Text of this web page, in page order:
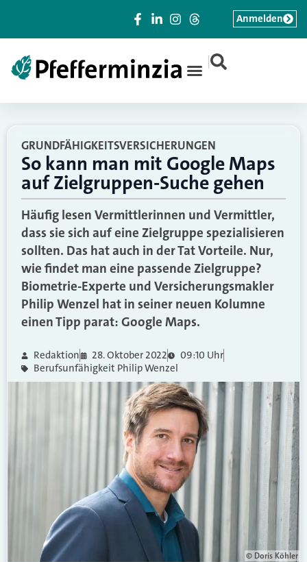
|
Anmelden
GRUNDFÄHIGKEITSVERSICHERUNGEN
So kann man mit Google Maps
auf Zielgruppen-Suche gehen
Häufig lesen Vermittlerinnen und Vermittler,
dass sie sich auf eine Zielgruppe spezialisieren
sollten. Das hat auch in der Tat Vorteile. Nur,
wie findet man eine passende Zielgruppe?
Biometrie-Experte und Versicherungsmakler
Philip Wenzel hat in seiner neuen Kolumne
einen Tipp parat: Google Maps.
Redaktion 28. Oktober 2022
09:10 Uhr
Berufsunfähigkeit Philip Wenzel
© Doris Köhler